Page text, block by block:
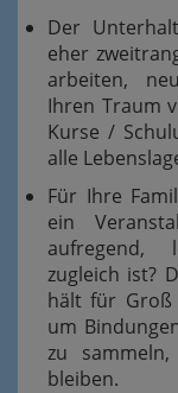
Der
eher
arbeiten,
Ihren Traum
Kurse /
alle
Für Ihre
ein
aufregend,
zugleich ist?
hält für Groß
um
zu
bleiben.